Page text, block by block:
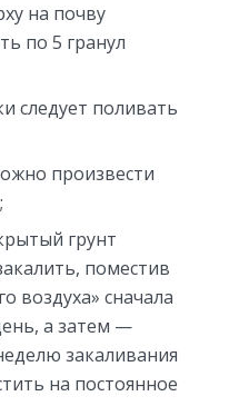
на почву
по 5 гранул
следует поливать
произвести
грунт
поместив
воздуха» сначала
а затем —
закаливания
на постоянное